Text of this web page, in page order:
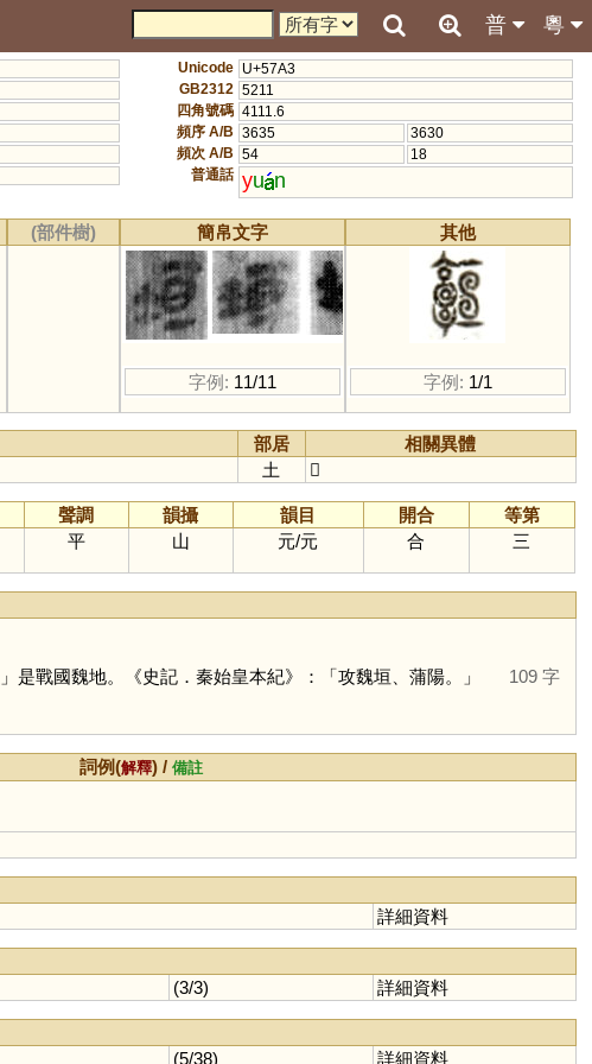
粵
普
Unicode U+57A3
GB2312 5211
四角號碼 4111.6
頻序 A/B 3635
3630
頻次 A/B 54
18
普通話 yu n
(部件樹) 簡帛文字
字例: 11/11
其他
字例: 1/1
部居
相關異體
土 𩫧
聲調 韻攝 韻目 開合
等第
平 山 元/元 合 三
」是戰國魏地。《史記．秦始皇本紀》：「攻魏垣、蒲陽。」 109 字
詞例(解釋) /備註
詳細資料
(3/3) 詳細資料
(5/38) 詳細資料